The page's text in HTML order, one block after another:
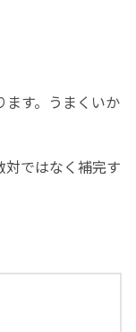
ます。うまくいか
ではなく補完す